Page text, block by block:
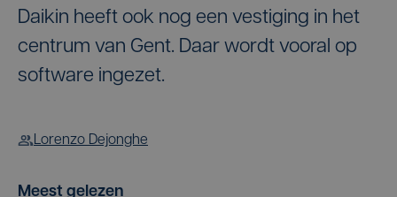
Daikin heeft ook nog een vestiging in het
centrum van Gent. Daar wordt vooral op
software ingezet.
Lorenzo Dejonghe
Meest gelezen